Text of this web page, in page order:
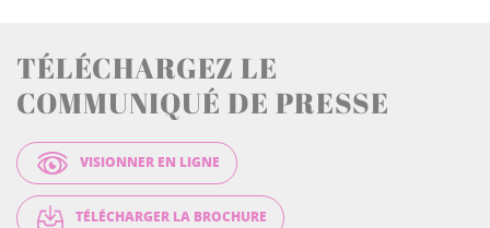
TÉLÉCHARGEZ LE
COMMUNIQUÉ DE PRESSE
VISIONNER EN LIGNE
TÉLÉCHARGER LA BROCHURE